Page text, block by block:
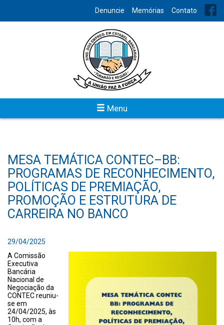
Denuncie Memórias Contato
Menu
MESA TEMÁTICA CONTEC–BB:
PROGRAMAS DE RECONHECIMENTO,
POLÍTICAS DE PREMIAÇÃO,
PROMOÇÃO E ESTRUTURA DE
CARREIRA NO BANCO
29/04/2025
A Comissão
Executiva
Bancária
Nacional de
Negociação da
CONTEC reuniu-
se em
24/04/2025, às
10h, com a